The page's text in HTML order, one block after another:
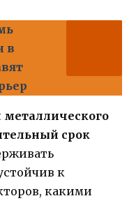
в
срок
к
какими